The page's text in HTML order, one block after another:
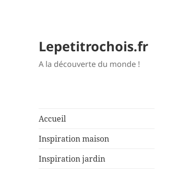
Lepetitrochois.fr
A la découverte du monde !
Accueil
Inspiration maison
Inspiration jardin